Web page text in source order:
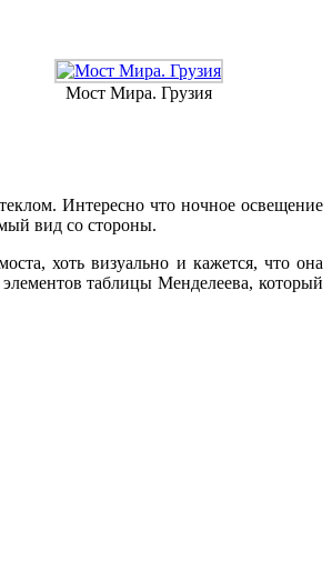
Мост Мира. Грузия
Интересно что ночное освещение
вид со стороны.
хоть визуально и кажется, что она
таблицы Менделеева, который